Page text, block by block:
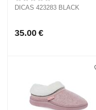
DICAS 423283 BLACK
35.00 €